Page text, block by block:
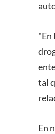
"En
tal
En